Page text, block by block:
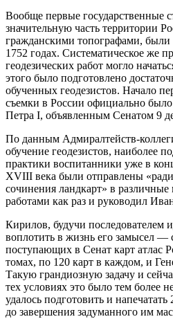
Вообще первые государственные
значительную часть территории
гражданскими топографами, были
1752 годах. Систематическое же
геодезических работ могло
этого было подготовлено
обученных геодезистов. Начало
съемки в России официально
Петра I, объявленным Сенатом 9
По данным Адмиралтейств-
обучение геодезистов, наиболее
практики воспитанники уже в
XVIII века были отправлены
сочинения ландкарт» в
работами как раз и руководил
Кирилов, будучи последователем
воплотить в жизнь его замысел —
поступающих в Сенат карт атлас
томах, по 120 карт в каждом, и
Такую грандиозную задачу и
тех условиях это было тем более
удалось подготовить и
до завершения задуманного им